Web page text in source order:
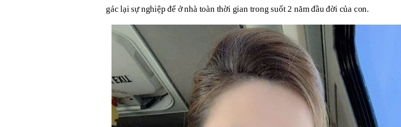
gác lại sự nghiệp để ở nhà toàn thời gian trong suốt 2 năm đầu đời của con.